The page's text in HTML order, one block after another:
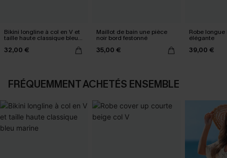
Bikini longline à col en V et
taille haute classique bleu
32,00 €
Maillot de bain une pièce
noir bord festonné
35,00 €
Robe
élégante
39,00 €
FRÉQUEMMENT ACHETÉS ENSEMBLE